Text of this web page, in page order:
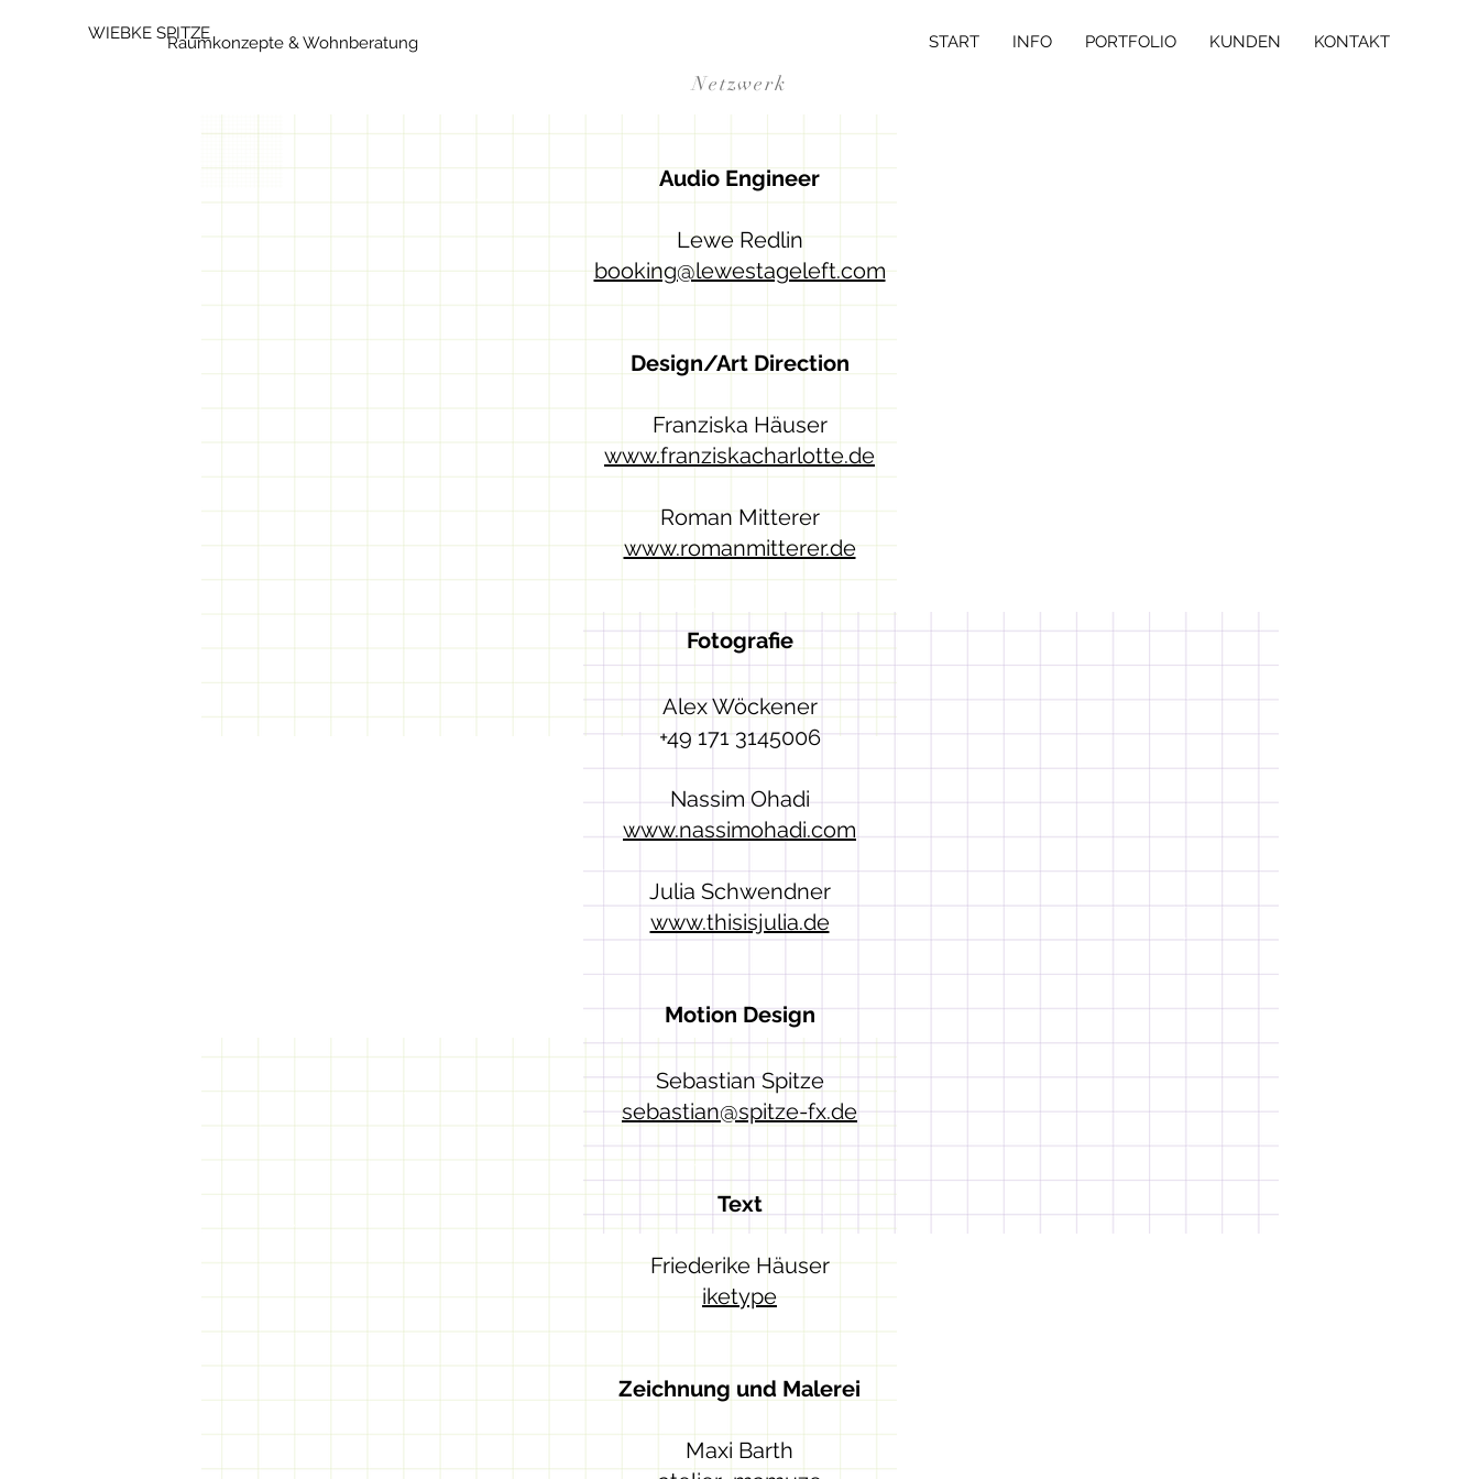
WIEBKE SPITZE START INFO PORTFOLIO KUNDEN KONTAKT
Raumkonzepte & Wohnberatung
Netzwerk
Audio Engineer
Lewe Redlin
booking@lewestageleft.com
Design/Art Direction
Franziska Häuser
www.franziskacharlotte.de
Roman Mitterer
www.romanmitterer.de
Fotografie
Alex Wöckener
+49 171 3145006
Nassim Ohadi
www.nassimohadi.com
Julia Schwendner
www.thisisjulia.de
Motion Design
Sebastian Spitze
sebastian@spitze-fx.de
Text
Friederike Häuser
iketype
Zeichnung und Malerei
Maxi Barth